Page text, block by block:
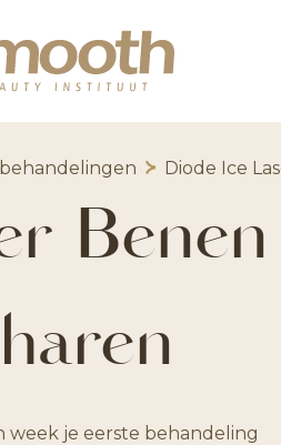
Diode Ice
Benen
week je eerste behandeling